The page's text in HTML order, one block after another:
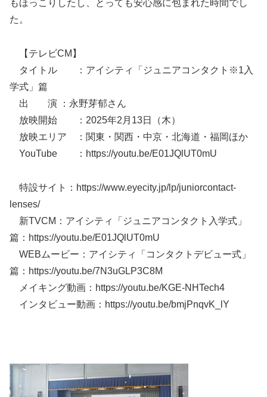
もほっこりしたし、とっても安心感に包まれた時間でし
た。
【テレビCM】
タイトル ：アイシティ「ジュニアコンタクト※1入
学式」篇
出 演 ：永野芽郁さん
放映開始 ：2025年2月13日（木）
放映エリア ：関東・関西・中京・北海道・福岡ほか
YouTube ：https://youtu.be/E01JQlUT0mU
特設サイト：https://www.eyecity.jp/lp/juniorcontact-
lenses/
新TVCM：アイシティ「ジュニアコンタクト入学式」
篇：https://youtu.be/E01JQlUT0mU
WEBムービー：アイシティ「コンタクトデビュー式」
篇：https://youtu.be/7N3uGLP3C8M
メイキング動画：https://youtu.be/KGE-NHTech4
インタビュー動画：https://youtu.be/bmjPnqvK_lY